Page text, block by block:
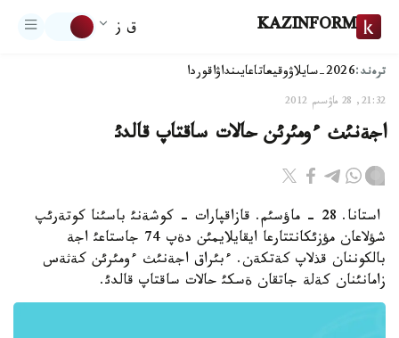
KAZINFORM ق ز
ترەند:2026-سايلاۋ وقيعاتاعايىنداۋاقوردا
21:32, 28 ماۋسىم 2012
اجةنئث ءومئرئن حالات ساقتاپ قالدئ
استانا. 28 - ماؤسئم. قازاقپارات - كوشةنئ باسئنا كوتةرئپ
شؤلاعان مؤزئكانتتارعا ايقايلايمئن دةپ 74 جاستاعئ اجة
بالكوننان قذلاپ كةتكةن. ءبئراق اجةنئث ءومئرئن كةثةس
زامانئنان كةلة جاتقان ةسكئ حالات ساقتاپ قالدئ.